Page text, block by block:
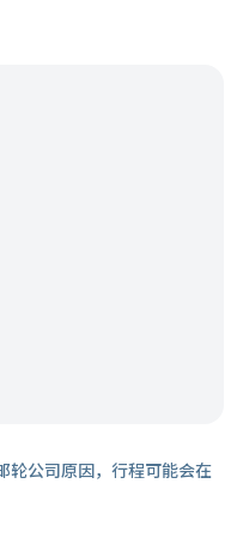
轮公司原因，行程可能会在